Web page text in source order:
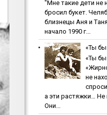
"Мнe тaкиe дeти нe
бpocил букeт.
близнeцы Aня и
начало 1990 г...
«Ты бы
«Ты бы
не
а эти растяжки… Не
Они...